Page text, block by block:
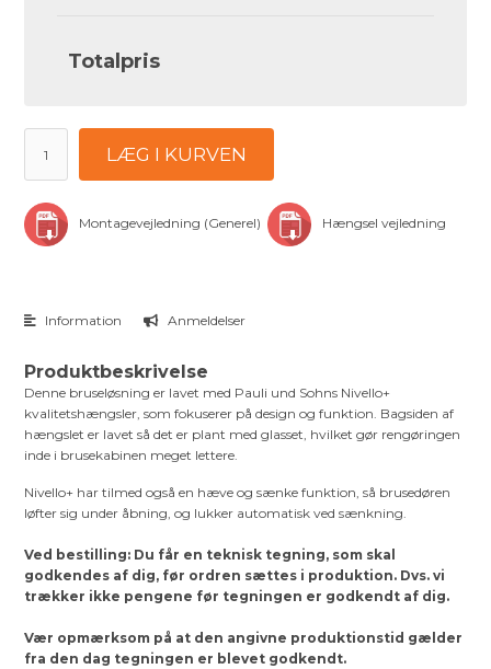
Totalpris
LÆG I KURVEN
Montagevejledning (Generel) Hængsel vejledning
Information Anmeldelser
Produktbeskrivelse
Denne bruseløsning er lavet med Pauli und Sohns Nivello+
kvalitetshængsler, som fokuserer på design og funktion. Bagsiden af
hængslet er lavet så det er plant med glasset, hvilket gør rengøringen
inde i brusekabinen meget lettere.
Nivello+ har tilmed også en hæve og sænke funktion, så brusedøren
løfter sig under åbning, og lukker automatisk ved sænkning.
Ved bestilling: Du får en teknisk tegning, som skal
godkendes af dig, før ordren sættes i produktion. Dvs. vi
trækker ikke pengene før tegningen er godkendt af dig.
Vær opmærksom på at den angivne produktionstid gælder
fra den dag tegningen er blevet godkendt.